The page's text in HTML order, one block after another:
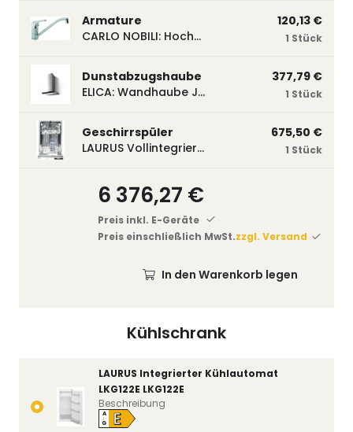
Kühlschrank
LAURUS Integrierter Kühlautomat
LKG122E LKG122E
A
↑
G E
Beschreibung
Armature
CARLO NOBILI: Hochdruck- Einhebelmischbatterie Blue, Mischbatterie verchromt 17770
120,13 €
1 Stück
Dunstabzugshaube
ELICA: Wandhaube JOYE 60-A,600 mm breit Edelstahl JOYE60A
377,79 €
1 Stück
Geschirrspüler
LAURUS Vollintegrierter Geschirrspüler LSV45-3, 450 mm breit, 3 Programme LSV45-3
675,50 €
1 Stück
6 376,27 €
Preis inkl. E-Geräte
Preis einschließlich MwSt.zzgl. Versand
In den Warenkorb legen